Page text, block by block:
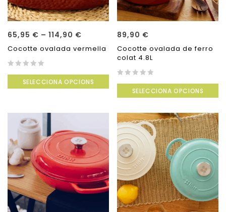
65,95 € – 114,90 €
Cocotte ovalada vermella
of
SELECCIONA OPCIONS
89,90 €
Cocotte ovalada de ferro
colat 4.8L
of
SELECCIONA OPCIONS